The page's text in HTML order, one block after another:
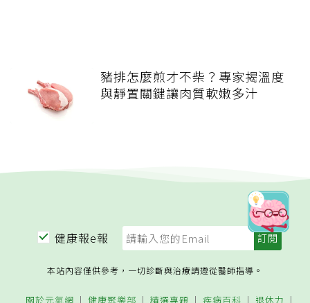
豬排怎麼煎才不柴？專家揭溫度
與靜置關鍵讓肉質軟嫩多汁
健康報e報
本站內容僅供參考，一切診斷與治療請遵從醫師指導。
關於元氣網 健康聚樂部 精選專題 疾病百科 退休力